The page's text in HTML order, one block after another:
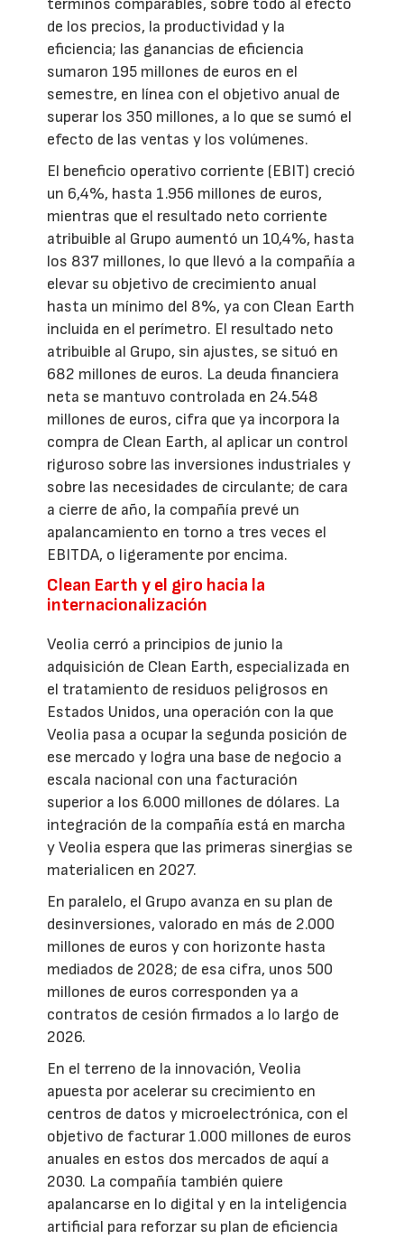
términos comparables, sobre todo al efecto
de los precios, la productividad y la
eficiencia; las ganancias de eficiencia
sumaron 195 millones de euros en el
semestre, en línea con el objetivo anual de
superar los 350 millones, a lo que se sumó el
efecto de las ventas y los volúmenes.
El beneficio operativo corriente (EBIT) creció
un 6,4%, hasta 1.956 millones de euros,
mientras que el resultado neto corriente
atribuible al Grupo aumentó un 10,4%, hasta
los 837 millones, lo que llevó a la compañía a
elevar su objetivo de crecimiento anual
hasta un mínimo del 8%, ya con Clean Earth
incluida en el perímetro. El resultado neto
atribuible al Grupo, sin ajustes, se situó en
682 millones de euros. La deuda financiera
neta se mantuvo controlada en 24.548
millones de euros, cifra que ya incorpora la
compra de Clean Earth, al aplicar un control
riguroso sobre las inversiones industriales y
sobre las necesidades de circulante; de cara
a cierre de año, la compañía prevé un
apalancamiento en torno a tres veces el
EBITDA, o ligeramente por encima.
Clean Earth y el giro hacia la
internacionalización
Veolia cerró a principios de junio la
adquisición de Clean Earth, especializada en
el tratamiento de residuos peligrosos en
Estados Unidos, una operación con la que
Veolia pasa a ocupar la segunda posición de
ese mercado y logra una base de negocio a
escala nacional con una facturación
superior a los 6.000 millones de dólares. La
integración de la compañía está en marcha
y Veolia espera que las primeras sinergias se
materialicen en 2027.
En paralelo, el Grupo avanza en su plan de
desinversiones, valorado en más de 2.000
millones de euros y con horizonte hasta
mediados de 2028; de esa cifra, unos 500
millones de euros corresponden ya a
contratos de cesión firmados a lo largo de
2026.
En el terreno de la innovación, Veolia
apuesta por acelerar su crecimiento en
centros de datos y microelectrónica, con el
objetivo de facturar 1.000 millones de euros
anuales en estos dos mercados de aquí a
2030. La compañía también quiere
apalancarse en lo digital y en la inteligencia
artificial para reforzar su plan de eficiencia